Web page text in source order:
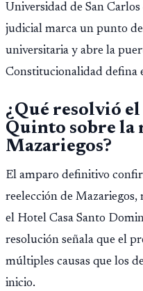
Universidad de San
judicial marca un punto
universitaria y abre la
Constitucionalidad defina
¿Qué resolvió
Quinto sobre la
Mazariegos?
El amparo definitivo
reelección de Mazariegos,
el Hotel Casa Santo
resolución señala que el
múltiples causas que los
inicio.